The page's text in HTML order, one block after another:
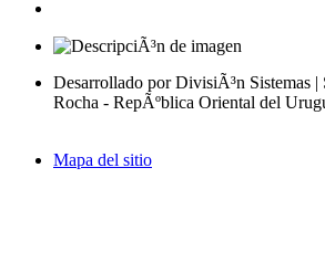
Desarrollado por DivisiÃ³n Sistemas
Rocha - RepÃºblica Oriental del
Mapa del sitio